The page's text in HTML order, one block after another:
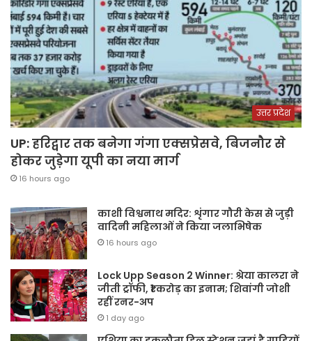
उत्तर प्रदेश
UP: हरिद्वार तक बनेगा गंगा एक्सप्रेसवे, बिजनौर से
होकर जुड़ेगा यूपी का नया मार्ग
16 hours ago
काशी विश्वनाथ मदिर: शृंगार गौरी केस से जुड़ी
वादिनी महिलाओं ने किया जलाभिषेक
16 hours ago
Lock Upp Season 2 Winner: श्रेया कालरा ने
जीती ट्रॉफी, ₹1 करोड़ का इनाम; शिवांगी जोशी
रहीं रनर-अप
1 day ago